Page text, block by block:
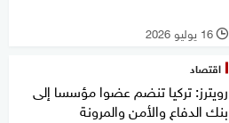
l 16 يوليو 2026
اقتصاد
رويترز: تركيا تنضم عضوا مؤسسا إلى
بنك الدفاع والأمن والمرونة